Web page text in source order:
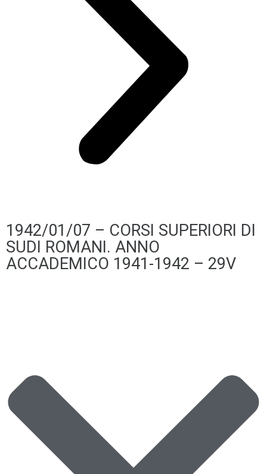
1942/01/07 – CORSI SUPERIORI DI
SUDI ROMANI. ANNO
ACCADEMICO 1941-1942 – 29V